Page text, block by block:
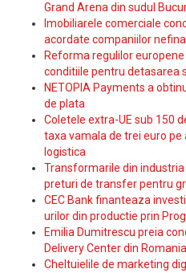
Grand Arena din sudul
Imobiliarele comerciale
acordate companiilor
Reforma regulilor
conditiile pentru detasarea
NETOPIA Payments a
de plata
Coletele extra-UE sub 150
taxa vamala de trei euro
logistica
Transformarile din
preturi de transfer pentru
CEC Bank finanteaza
urilor din productie prin
Emilia Dumitrescu preia
Delivery Center din Romania
Cheltuielile de marketing